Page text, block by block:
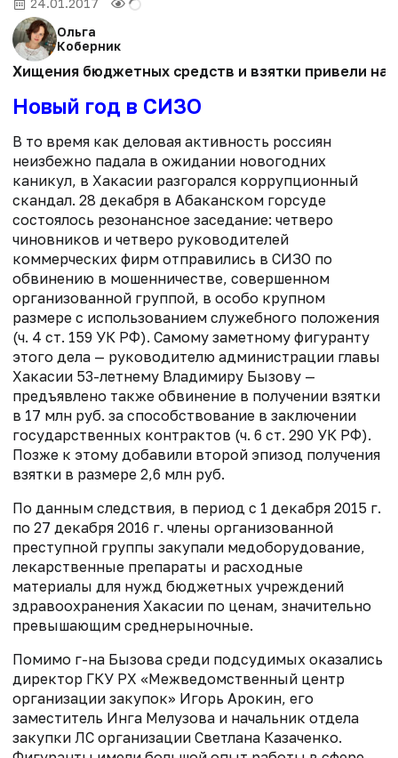
Ольга
Коберник
Хищения бюджетных средств и взятки привели на
Новый год в СИЗО
В то время как деловая активность россиян
неизбежно падала в ожидании новогодних
каникул, в Хакасии разгорался коррупционный
скандал. 28 декабря в Абаканском горсуде
состоялось резонансное заседание: четверо
чиновников и четверо руководителей
коммерческих фирм отправились в СИЗО по
обвинению в мошенничестве, совершенном
организованной группой, в особо крупном
размере с использованием служебного положения
(ч. 4 ст. 159 УК РФ). Самому заметному фигуранту
этого дела — руководителю администрации главы
Хакасии 53-летнему Владимиру Бызову —
предъявлено также обвинение в получении взятки
в 17 млн руб. за способствование в заключении
государственных контрактов (ч. 6 ст. 290 УК РФ).
Позже к этому добавили второй эпизод получения
взятки в размере 2,6 млн руб.
По данным следствия, в период с 1 декаб­ря 2015 г.
по 27 декабря 2016 г. члены организованной
преступной группы закупали медоборудование,
лекарственные препараты и расходные
материалы для нужд бюджетных учреждений
здравоохранения Хакасии по ценам, значительно
превышающим среднерыночные.
Помимо г-на Бызова среди подсудимых оказались
директор ГКУ РХ «Межведомственный центр
организации закупок» Игорь Арокин, его
заместитель Инга Мелузова и начальник отдела
закупки ЛС организации Светлана Казаченко.